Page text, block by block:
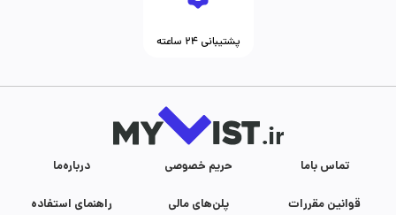
پشتیبانی ۲۴ ساعته
درباره‌ما حریم خصوصی تماس با‌ما
راهنمای استفاده پلن‌های مالی قوانین مقررات